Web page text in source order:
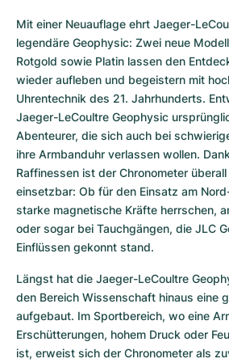
Mit einer Neuauflage ehrt Jaeger-
legendäre Geophysic: Zwei neue
Rotgold sowie Platin lassen den
wieder aufleben und begeistern mit
Uhrentechnik des 21. Jahrhunderts.
Jaeger-LeCoultre Geophysic
Abenteurer, die sich auch bei
ihre Armbanduhr verlassen wollen.
Raffinessen ist der Chronometer
einsetzbar: Ob für den Einsatz am
starke magnetische Kräfte herrschen,
oder sogar bei Tauchgängen, die JLC
Einflüssen gekonnt stand.
Längst hat die Jaeger-LeCoultre
den Bereich Wissenschaft hinaus eine
aufgebaut. Im Sportbereich, wo eine
Erschütterungen, hohem Druck oder
ist, erweist sich der Chronometer als